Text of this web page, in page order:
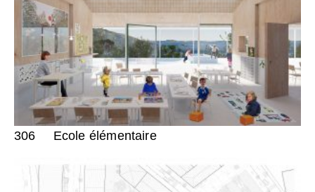
306 Ecole élémentaire